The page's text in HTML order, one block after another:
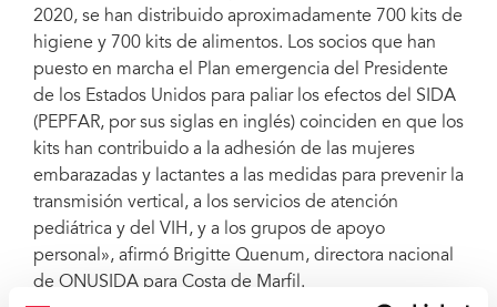
2020, se han distribuido aproximadamente 700 kits de
higiene y 700 kits de alimentos. Los socios que han
puesto en marcha el Plan emergencia del Presidente
de los Estados Unidos para paliar los efectos del SIDA
(PEPFAR, por sus siglas en inglés) coinciden en que los
kits han contribuido a la adhesión de las mujeres
embarazadas y lactantes a las medidas para prevenir la
transmisión vertical, a los servicios de atención
pediátrica y del VIH, y a los grupos de apoyo
personal», afirmó Brigitte Quenum, directora nacional
de ONUSIDA para Costa de Marfil.